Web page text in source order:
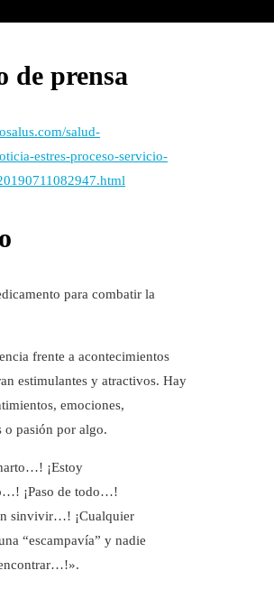
de prensa
salud-
estres-proceso-servicio-
para combatir la
frente a acontecimientos
estimulantes y atractivos. Hay
emociones,
o pasión por algo.
¡Estoy
¡Paso de todo…!
sinvivir…! ¡Cualquier
“escampavía” y nadie